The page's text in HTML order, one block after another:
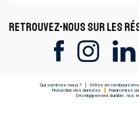
RETROUVEZ-NOUS SUR LES
Qui sommes-nous ? Offres de
Protection des données
Paramètres
Développement durable : nos